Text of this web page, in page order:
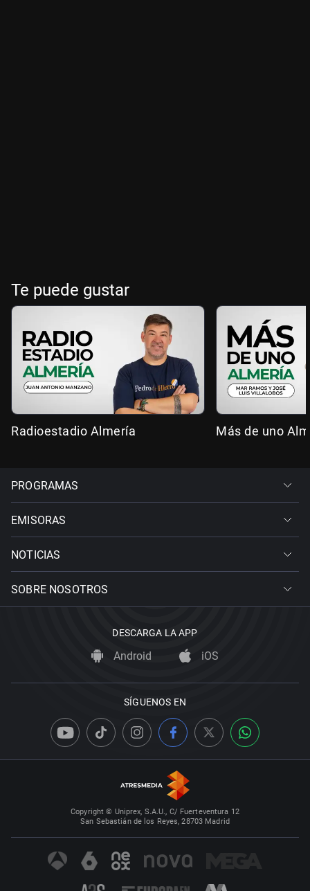
Te puede gustar
Radioestadio Almería Más de uno
PROGRAMAS
EMISORAS
NOTICIAS
SOBRE NOSOTROS
DESCARGA LA APP
Android iOS
SÍGUENOS EN
Copyright © Uniprex, S.A.U., C/ Fuerteventura 12
San Sebastián de los Reyes, 28703 Madrid